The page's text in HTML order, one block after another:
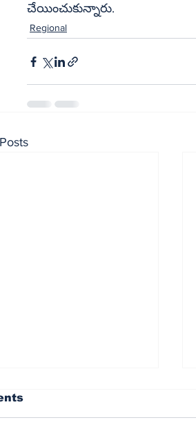
చేయించుకున్నారు.
Regional